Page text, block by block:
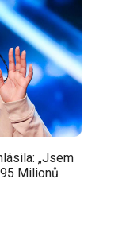
„Jsem
Milionů